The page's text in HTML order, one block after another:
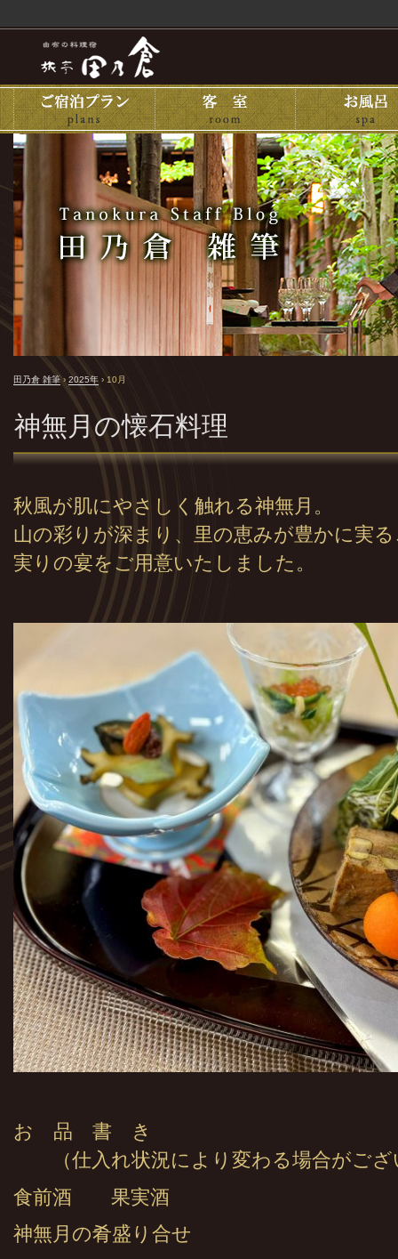
田乃倉 雑筆 › 2025年 › 10月
神無月の懐石料理
秋風が肌にやさしく触れる神無月。
山の彩りが深まり、里の恵みが豊かに実
実りの宴をご用意いたしました。
お 品 書 き
（仕入れ状況により変わる場合がござ
食前酒 果実酒
神無月の肴盛り合せ